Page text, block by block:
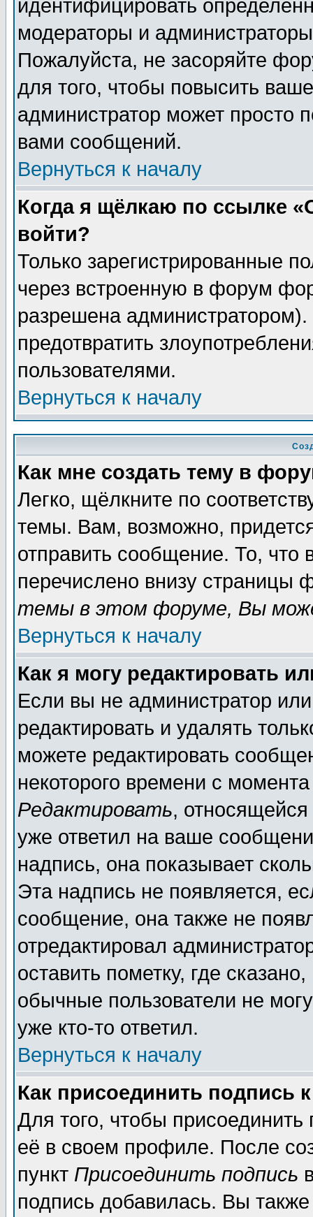
идентифицировать
модераторы и
Пожалуйста, не засоряйте
для того, чтобы повысить
администратор может просто
вами сообщений.
Вернуться к началу
Когда я щёлкаю по ссылке
войти?
Только зарегистрированные
через встроенную в форум
разрешена
предотвратить
пользователями.
Вернуться к началу
Как мне создать тему в
Легко, щёлкните по
темы. Вам, возможно,
отправить сообщение. То,
перечислено внизу страницы
темы в этом форуме, Вы
Вернуться к началу
Как я могу редактировать
Если вы не администратор
редактировать и удалять
можете редактировать
некоторого времени с
Редактировать,
уже ответил на ваше
надпись, она показывает
Эта надпись не появляется,
сообщение, она также не
отредактировал
оставить пометку, где
обычные пользователи не
уже кто-то ответил.
Вернуться к началу
Как присоединить подпись
Для того, чтобы
её в своем профиле. После
пункт Присоединить подпись
подпись добавилась. Вы